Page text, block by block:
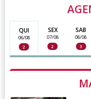
QUI
06/08
2
SEX
07/08
2
SAB
08/08
3